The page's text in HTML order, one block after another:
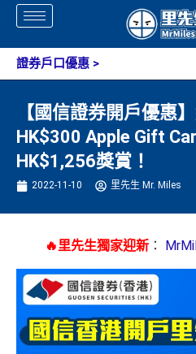
Skip
content
證券戶口優惠 >
【國信證券開戶優惠
HK$300 Apple Gift
HK$1,256獎賞！
2022-11-10 里先生 Mr. Miles
🔥里先生獨家迎新：